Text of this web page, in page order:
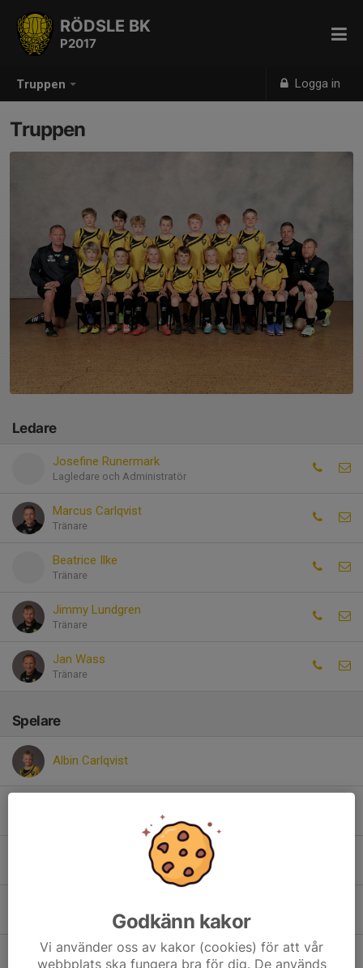
Truppen Logga in
RÖDSLE BK
P2017
Truppen
Ledare
Josefine Runermark
Lagledare och Administratör
Marcus Carlqvist
Tränare
Beatrice Ilke
Tränare
Jimmy Lundgren
Tränare
Jan Wass
Tränare
Spelare
Albin Carlqvist
Harry Lund
Godkänn kakor
Vi använder oss av kakor (cookies) för att vår
webbplats ska fungera bra för dig. De används